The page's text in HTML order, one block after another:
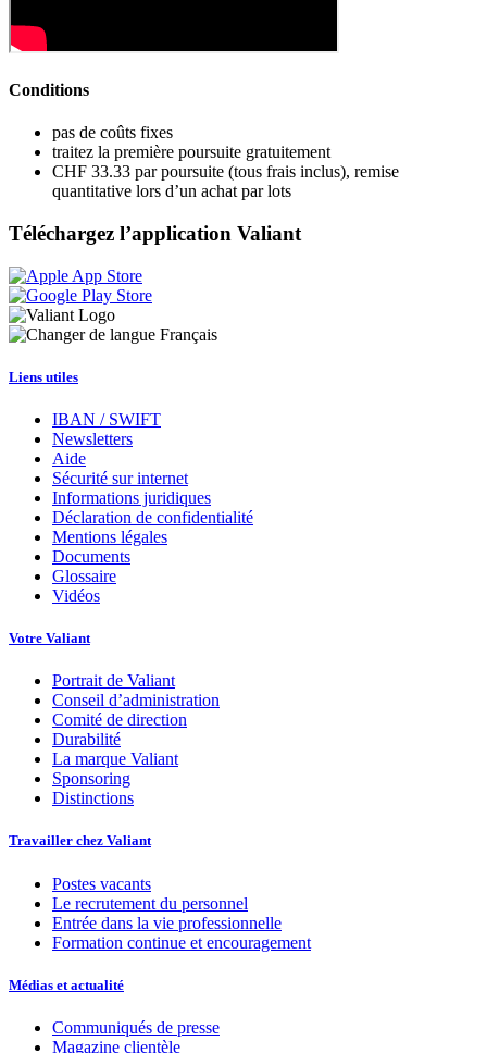
Conditions
pas de coûts fixes
traitez la première poursuite gratuitement
CHF 33.33 par poursuite (tous frais inclus), remise
quantitative lors d’un achat par lots
Téléchargez l’application Valiant
Français
Liens utiles
IBAN / SWIFT
Newsletters
Aide
Sécurité sur internet
Informations juridiques
Déclaration de confidentialité
Mentions légales
Documents
Glossaire
Vidéos
Votre Valiant
Portrait de Valiant
Conseil d’administration
Comité de direction
Durabilité
La marque Valiant
Sponsoring
Distinctions
Travailler chez Valiant
Postes vacants
Le recrutement du personnel
Entrée dans la vie professionnelle
Formation continue et encouragement
Médias et actualité
Communiqués de presse
Magazine clientèle